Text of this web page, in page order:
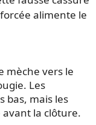
alimente le
mèche vers le
Les
bas, mais les
la clôture.